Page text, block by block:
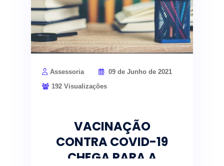
Assessoria
09 de Junho de 2021
192 Visualizações
VACINAÇÃO
CONTRA COVID-19
CHEGA PARA A